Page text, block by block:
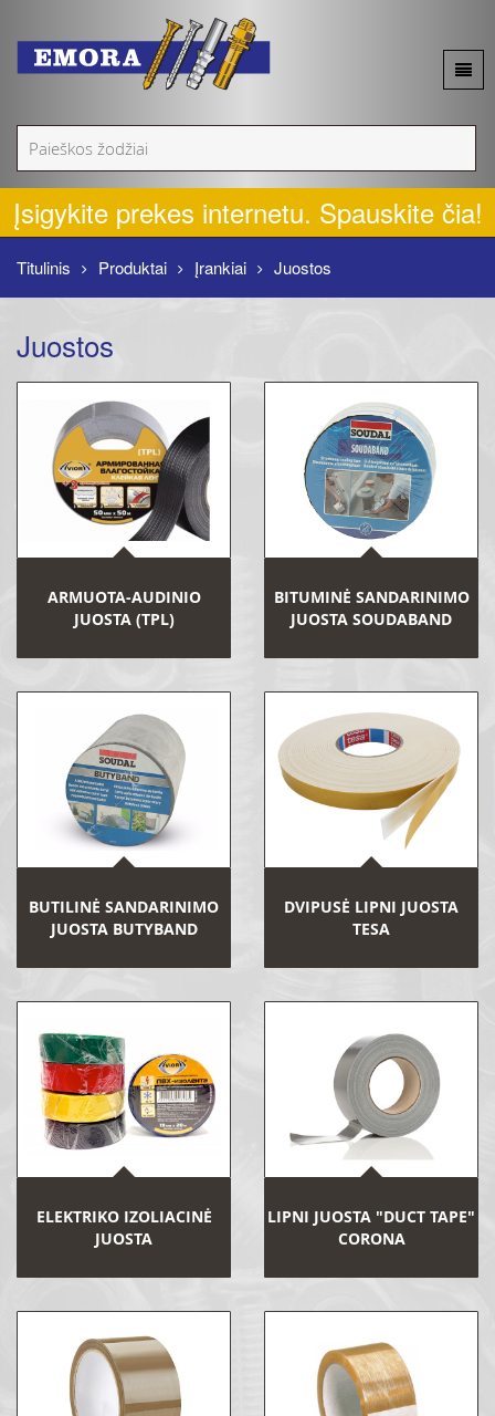
Apie mus
Akcijos
Naujienos
Kontaktai
Įsigykite prekes internetu. Spauskite čia!
Titulinis Produktai Įrankiai Juostos
Juostos
ARMUOTA-AUDINIO
JUOSTA (TPL)
BITUMINĖ SANDARINIMO
JUOSTA SOUDABAND
BUTILINĖ SANDARINIMO
JUOSTA BUTYBAND
DVIPUSĖ LIPNI JUOSTA
TESA
ELEKTRIKO IZOLIACINĖ
JUOSTA
LIPNI JUOSTA "DUCT TAPE"
CORONA